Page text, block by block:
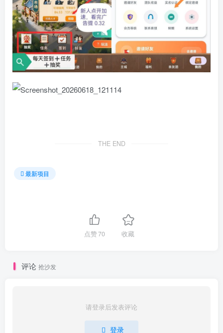
THE END
最新项目
点赞70 收藏
评论 抢沙发
请登录后发表评论
登录